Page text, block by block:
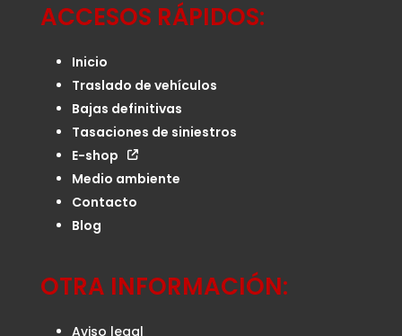
ACCESOS RÁPIDOS:
Inicio
Traslado de vehículos
Bajas definitivas
Tasaciones de siniestros
E-shop
Medio ambiente
Contacto
Blog
OTRA INFORMACIÓN:
Aviso legal